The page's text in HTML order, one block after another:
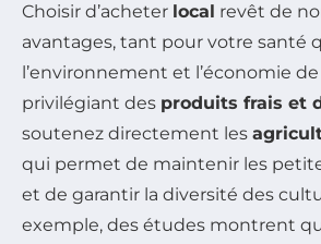
Choisir d’acheter local revêt de
avantages, tant pour votre santé
l’environnement et l’économie
privilégiant des produits frais et
soutenez directement les
qui permet de maintenir les
et de garantir la diversité des
exemple, des études montrent